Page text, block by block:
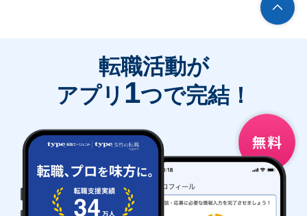
転職活動が
アプリ 1つで完結！